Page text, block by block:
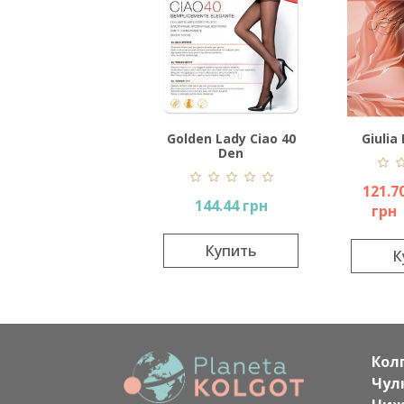
Golden Lady Ciao 40
Den
144.44 грн
Купить
Giulia
грн